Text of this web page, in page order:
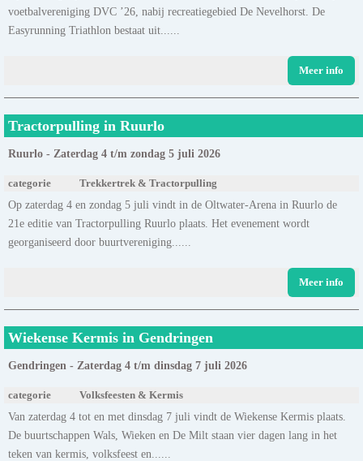
voetbalvereniging DVC ’26, nabij recreatiegebied De Nevelhorst. De
Easyrunning Triathlon bestaat uit......
Meer info
Tractorpulling in Ruurlo
Ruurlo - Zaterdag 4 t/m zondag 5 juli 2026
categorie Trekkertrek & Tractorpulling
Op zaterdag 4 en zondag 5 juli vindt in de Oltwater-Arena in Ruurlo de
21e editie van Tractorpulling Ruurlo plaats. Het evenement wordt
georganiseerd door buurtvereniging......
Meer info
Wiekense Kermis in Gendringen
Gendringen - Zaterdag 4 t/m dinsdag 7 juli 2026
categorie Volksfeesten & Kermis
Van zaterdag 4 tot en met dinsdag 7 juli vindt de Wiekense Kermis plaats.
De buurtschappen Wals, Wieken en De Milt staan vier dagen lang in het
teken van kermis, volksfeest en......